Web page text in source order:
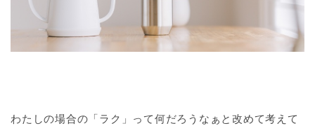
わたしの場合の「ラク」って何だろうなぁと改めて考えて